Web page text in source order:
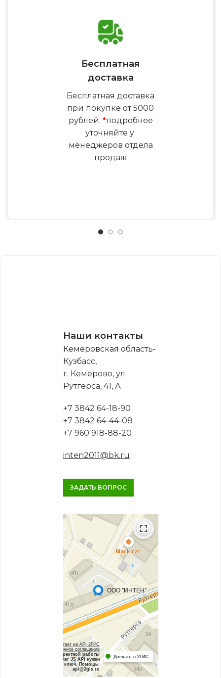
Бесплатная
доставка
Бесплатная доставка
при покупке от 5000
рублей. *подробнее
уточняйте у
менеджеров отдела
продаж
Наши контакты
Кемеровская область-
Кузбасс,
г. Кемерово, ул.
Рутгерса, 41, А
+7 3842 64-18-90
+7 3842 64-44-08
+7 960 918-88-20
inten2011@bk.ru
ЗАДАТЬ ВОПРОС